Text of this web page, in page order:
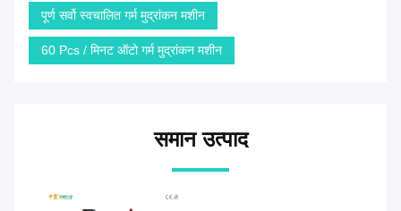
पूर्ण सर्वो स्वचालित गर्म मुद्रांकन मशीन
60 Pcs / मिनट ऑटो गर्म मुद्रांकन मशीन
समान उत्पाद